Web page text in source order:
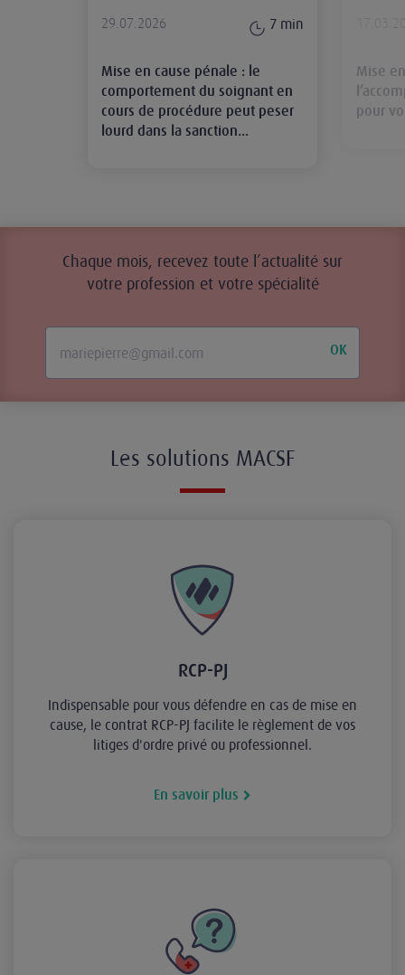
29.07.2026 7 min
Mise en cause pénale : le
comportement du soignant en
cours de procédure peut peser
lourd dans la sanction...
Mise
pour
Chaque mois, recevez toute l’actualité sur
votre profession et votre spécialité
OK
Les solutions MACSF
RCP-PJ
Indispensable pour vous défendre en cas de mise en
cause, le contrat RCP-PJ facilite le règlement de vos
litiges d'ordre privé ou professionnel.
En savoir plus